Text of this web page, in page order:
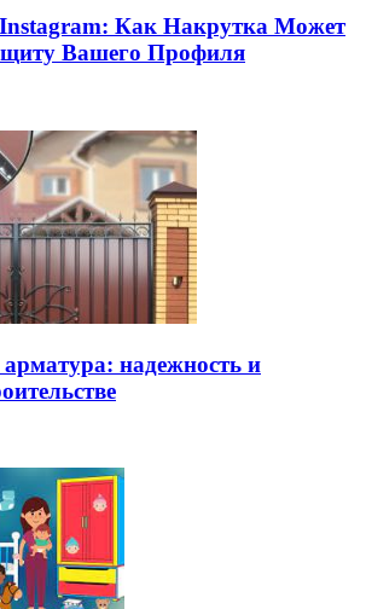
Instagram: Как Накрутка Может
Вашего Профиля
надежность и